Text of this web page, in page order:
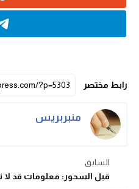
رابط مختصر
منبربريس
السابق
قبل السحور: معلومات قد لا